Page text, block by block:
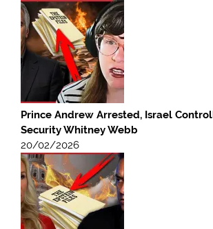
Prince Andrew Arrested, Israel
Security Whitney Webb
20/02/2026